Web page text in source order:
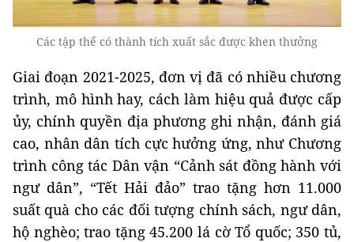
Các tập thể có thành tích xuất sắc được khen thưởng
Giai đoạn 2021-2025, đơn vị đã có nhiều chương
trình, mô hình hay, cách làm hiệu quả được cấp
ủy, chính quyền địa phương ghi nhận, đánh giá
cao, nhân dân tích cực hưởng ứng, như Chương
trình công tác Dân vận “Cảnh sát đồng hành với
ngư dân”, “Tết Hải đảo” trao tặng hơn 11.000
suất quà cho các đối tượng chính sách, ngư dân,
hộ nghèo; trao tặng 45.200 lá cờ Tổ quốc; 350 tủ,